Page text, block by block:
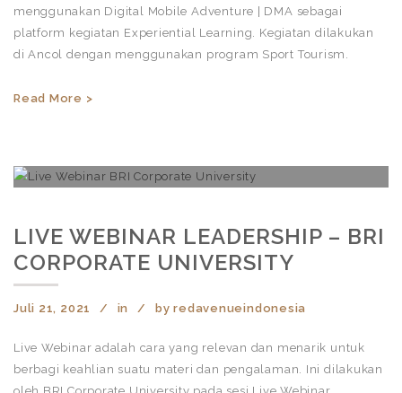
menggunakan Digital Mobile Adventure | DMA sebagai
platform kegiatan Experiential Learning. Kegiatan dilakukan
di Ancol dengan menggunakan program Sport Tourism.
Read More >
LIVE WEBINAR LEADERSHIP – BRI
CORPORATE UNIVERSITY
Juli 21, 2021 in byredavenueindonesia
Live Webinar adalah cara yang relevan dan menarik untuk
berbagi keahlian suatu materi dan pengalaman. Ini dilakukan